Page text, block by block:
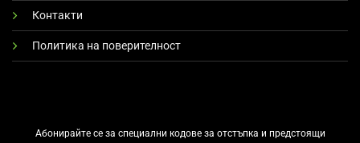
Контакти
Политика на поверителност
Абонирайте се за специални кодове за отстъпка и предстоящи